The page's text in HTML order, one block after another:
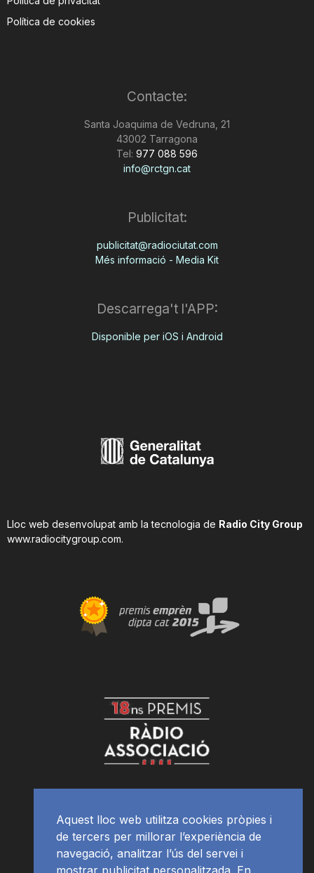
Política de cookies
Contacte:
Santa Joaquima de Vedruna, 21
43002 Tarragona
Tel: 977 088 596
info@rctgn.cat
Publicitat:
publicitat@radiociutat.com
Més informació - Media Kit
Descarrega't l'APP:
Disponible per iOS i Android
Lloc web desenvolupat amb la tecnologia de Radio City Group
www.radiocitygroup.com.
Aquest lloc web utilitza cookies pròpies i
de tercers per millorar l’experiència de
navegació, analitzar l’ús del servei i